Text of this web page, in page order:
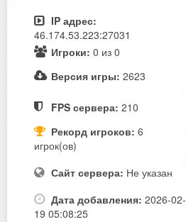
IP адрес:
46.174.53.223:27031
Игроки: 0 из 0
Версия игры: 2623
FPS сервера: 210
Рекорд игроков: 6
игрок(ов)
Сайт сервера: Не указан
Дата добавления: 2026-02-
19 05:08:25